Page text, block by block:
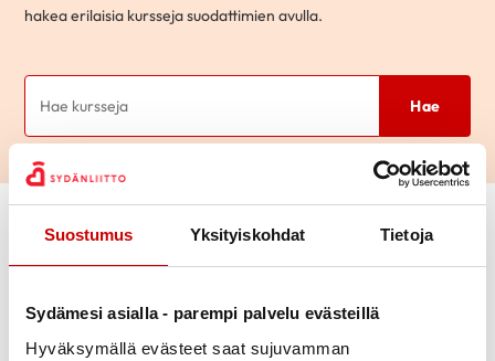
Suostumus Yksityiskohdat Tietoja
Sydämesi asialla - parempi palvelu evästeillä
Hyväksymällä evästeet saat sujuvamman
hakea erilaisia kursseja suodattimien avulla.
Hae
Ajankohta